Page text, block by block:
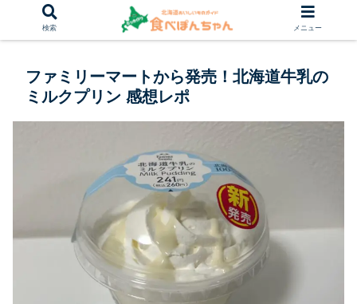
ファミリーマートから発売！北海道牛乳の
ミルクプリン 感想レポ
検索 メニュー